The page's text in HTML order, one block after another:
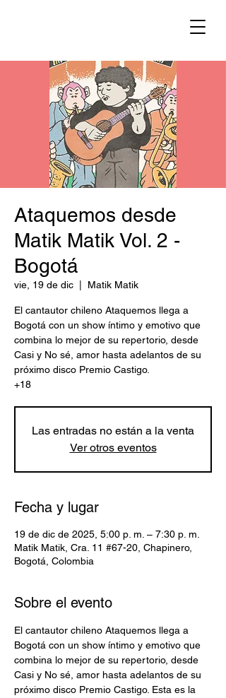
Ataquemos desde
Matik Matik Vol. 2 -
Bogotá
vie, 19 de dic Matik Matik
El cantautor chileno Ataquemos llega a
Bogotá con un show íntimo y emotivo que
combina lo mejor de su repertorio, desde
Casi y No sé, amor hasta adelantos de su
próximo disco Premio Castigo.
+18
Las entradas no están a la venta
Ver otros eventos
Fecha y lugar
19 de dic de 2025, 5:00 p. m. – 7:30 p. m.
Matik Matik, Cra. 11 #67-20, Chapinero,
Bogotá, Colombia
Sobre el evento
El cantautor chileno Ataquemos llega a
Bogotá con un show íntimo y emotivo que
combina lo mejor de su repertorio, desde
Casi y No sé, amor hasta adelantos de su
próximo disco Premio Castigo. Esta es la